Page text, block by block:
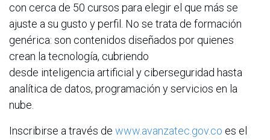
con cerca de 50 cursos para elegir el que más se
ajuste a su gusto y perfil. No se trata de formación
genérica: son contenidos diseñados por quienes
crean la tecnología, cubriendo
desde inteligencia artificial y ciberseguridad hasta
analítica de datos, programación y servicios en la
nube.
Inscribirse a través de www.avanzatec.gov.co es el